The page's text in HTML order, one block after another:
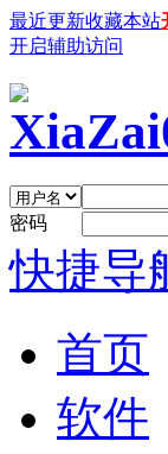
最近更新收藏本站
开启辅助访问
密码
快捷导
首页
软件